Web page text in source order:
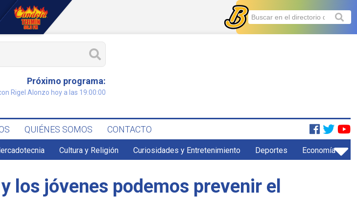
Próximo programa:
Rigel Alonzo hoy a las 19:00:00
QUIÉNES SOMOS CONTACTO
Cultura y Religión Curiosidades y Entretenimiento Deportes Economía
los jóvenes podemos prevenir el